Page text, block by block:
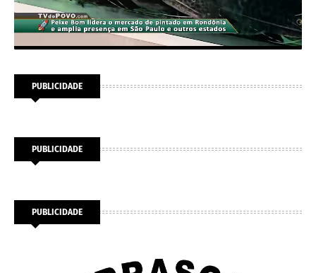
PUBLICIDADE
PUBLICIDADE
PUBLICIDADE